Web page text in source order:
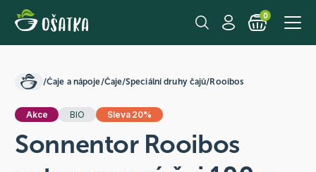
0
/Čaje a nápoje/Čaje/Speciální druhy čajů/Rooibos
Akce BIO Sleva 20%
Sonnentor Rooibos